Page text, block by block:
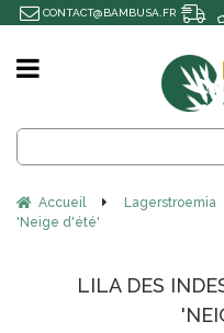
Accueil Lagerstroemia
'Neige d'été'
LILA DES
CONTACT@BAMBUSA.FR